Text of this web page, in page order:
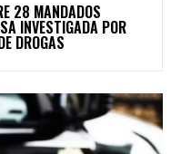
28 MANDADOS
INVESTIGADA POR
DROGAS